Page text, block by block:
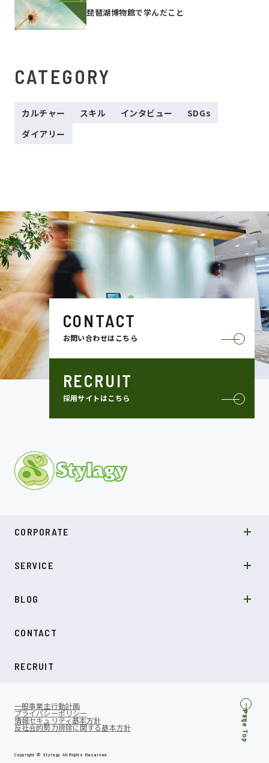
琵琶湖博物館で学んだこと
CATEGORY
カルチャー スキル インタビュー
SDGs
ダイアリー
CONTACT
お問い合わせはこちら
RECRUIT
採用サイトはこちら
CORPORATE
COMPANY
NEWS
SERVICE
受託開発
BLOG
SDGs
CONTACT
RECRUIT
Copyright © Stylagy All Rights Reserved.
一般事業主行動計画
プライバシーポリシー
情報セキュリティ基本方針
反社会的勢力排除に関する基本方針 Page Top